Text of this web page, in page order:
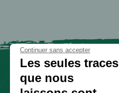
Continuer sans accepter
Les seules traces
que nous